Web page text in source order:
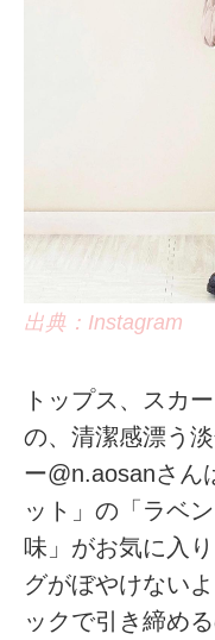
出典：Instagram
トップス、スカ
の、清潔感漂う
ー@n.aosanさん
ット」の「ラベ
味」がお気に入
グがぼやけない
ックで引き締め